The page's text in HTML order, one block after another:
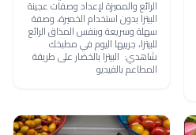
الرائع والمميزة لإعداد وصفات عجينة
البيتزا بدون استخدام الخميرة، وصفة
سهلة وسريعة وبنفس المذاق الرائع
للبيتزا، جربيها اليوم في مطبخك
شاهدي: البيتزا بالخضار على طريقة
المطاعم بالفيديو